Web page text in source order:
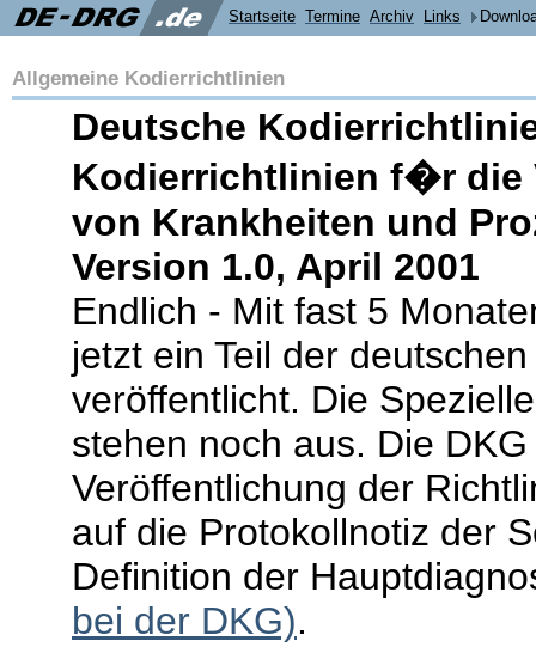
Startseite Termine Archiv Links
Allgemeine Kodierrichtlinien
Deutsche
Kodierrichtlinien f�r
von Krankheiten und
Version 1.0, April 2001
Endlich - Mit fast 5
jetzt ein Teil der
veröffentlicht. Die
stehen noch aus. Die
Veröffentlichung der
auf die Protokollnotiz der
Definition der
bei der DKG).